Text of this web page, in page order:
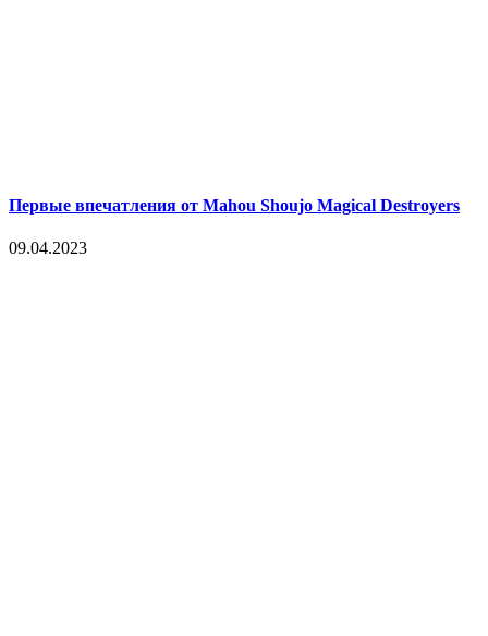
Первые впечатления от Mahou Shoujo Magical Destroyers
09.04.2023